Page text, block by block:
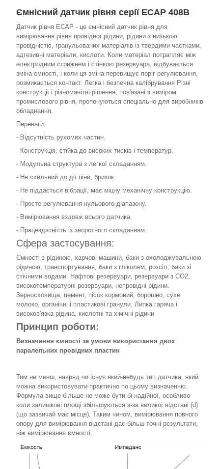
Ємнісний датчик рівня серії ECAP 408B
Датчик рівня ECAP - це ємнісний датчик рівня для
вимірювання рівня провідної рідини, рідини з низькою
провідністю, гранульованих матеріалів із твердими частками,
адгезивні матеріали, кислоти. Коли матеріал потрапляє між
електродним стрижнем і стінкою резервуара, відбувається
зміна ємності, і коли ця зміна перевищує поріг регулювання,
розмикається контакт. Легка і безпечна калібрування Різні
конструкції і різноманітні рішення, пов'язані з виміром
промислового рівня, пропонуються спеціально для виробників
обладнання.
Переваги:
- Відсутність рухомих частин.
- Конструкція, стійка до високих тисків і температур.
- Модульна структура з легкої складанням.
- Не схильний до дії піни, бризок
- Не піддається вібрації, має міцну механічну конструкцію.
- Просте регулювання нульового діапазону.
- Вимірювання вздовж всього датчика.
- Працездатність із зворотного складанням.
Сфера застосування:
Ємності з рідиною, харчові машини, баки з охолоджувальною
рідиною, транспортування, баки з гліколем, розсіл, баки зі
стічними водами. Нафтові резервуари, резервуари з СО2,
високотемпературні резервуари, непровідні рідини.
Зерносховища, цемент, пісок кормовий, борошно, сухе
молоко, органічні і пластикові гранули. Липка гаряча і
високов'язка рідина, кислотні та хімічні рідини
Принцип роботи:
Визначення ємності за умови використання двох
паралельних провідних пластин
Тим не менш, навряд чи існує який-небудь тип датчика, який
можна використовувати практично по цьому визначенню.
Формула вище більше не може бути бі-надійної, особливо
коли залишкові площі збільшуються з-за великої відстані (d)
(що зазвичай має місце). Таким чином, вимірювання повного
опору для вимірювання відстані дає більш точні результати,
ніж вимірювання ємності.